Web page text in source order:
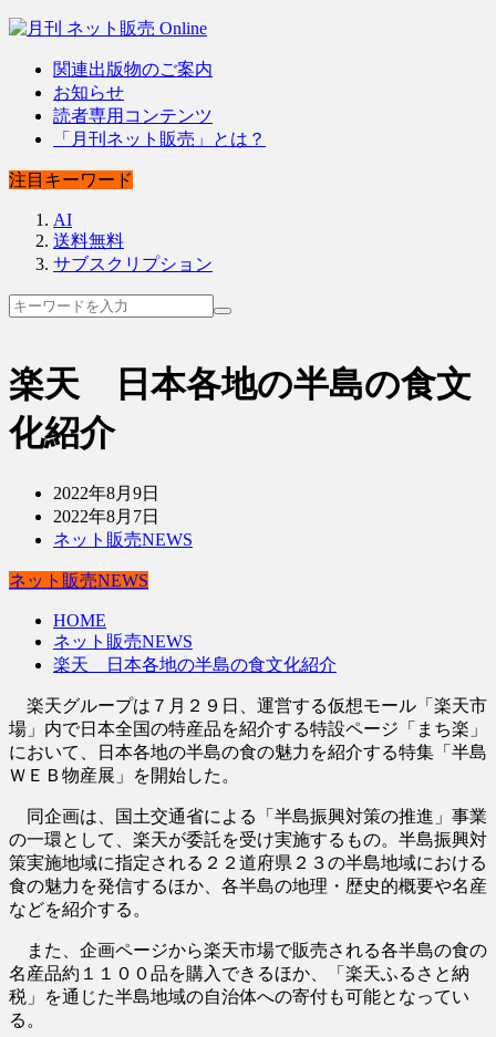
関連出版物のご案内
お知らせ
読者専用コンテンツ
「月刊ネット販売」とは？
注目キーワード
AI
送料無料
サブスクリプション
楽天 日本各地の半島の食文
化紹介
2022年8月9日
2022年8月7日
ネット販売NEWS
ネット販売NEWS
HOME
ネット販売NEWS
楽天 日本各地の半島の食文化紹介
楽天グループは７月２９日、運営する仮想モール「楽天市
場」内で日本全国の特産品を紹介する特設ページ「まち楽」
において、日本各地の半島の食の魅力を紹介する特集「半島
ＷＥＢ物産展」を開始した。
同企画は、国土交通省による「半島振興対策の推進」事業
の一環として、楽天が委託を受け実施するもの。半島振興対
策実施地域に指定される２２道府県２３の半島地域における
食の魅力を発信するほか、各半島の地理・歴史的概要や名産
などを紹介する。
また、企画ページから楽天市場で販売される各半島の食の
名産品約１１００品を購入できるほか、「楽天ふるさと納
税」を通じた半島地域の自治体への寄付も可能となってい
る。